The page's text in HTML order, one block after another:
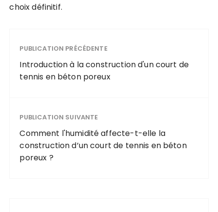
choix définitif.
PUBLICATION PRÉCÉDENTE
Introduction à la construction d'un court de
tennis en béton poreux
PUBLICATION SUIVANTE
Comment l'humidité affecte-t-elle la
construction d’un court de tennis en béton
poreux ?